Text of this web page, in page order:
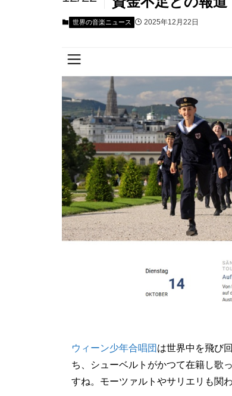
世界の音楽ニュース 2025年12月22日
ウィーン少年合唱団 は世界中を飛び
ち、シューベルトがかつて在籍し歌
すね。モーツァルトやサリエリも関